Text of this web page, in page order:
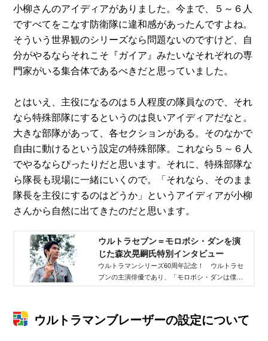
小柳さんのアイディアがありました。今まで、５～６人
ですべてをこなす防衛隊に違和感があったんですよね。
そういう世界観のシリーズなら問題ないのですけど、自
分がやるならそれこそ『ガイア』みたいなそれぞれの専
門家がいる集合体であるべきだと思っていました。
とはいえ、主役になるのは５人程度の隊員なので、それ
なら特殊部隊にするというのは良いアイディアだなと。
大きな部隊があって、各セクションがある。そのなかで
自由に動けるという設定の特殊部隊。これなら５～６人
でやるならぴったりだと思います。それに、特殊部隊な
ら隊長も現場に一緒にいくので。「それなら、そのまま
隊長を主役にするのはどうか」というアイディアが小柳
さんから自然に出てきたのだと思います。
ウルトラセブン＝モロボシ・ダンを演
じた森次晃嗣氏特別インタビュー
ウルトラマンシリーズ60周年記念！ ウルトラセ
ブンの主演俳優であり、「モロボシ・ダンは僕の
ウルトラマンブレーザーの設定について